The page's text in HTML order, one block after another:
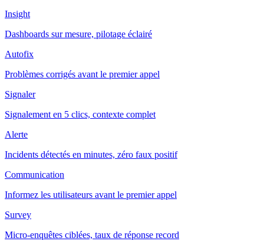
Insight
Dashboards sur mesure, pilotage éclairé
Autofix
Problèmes corrigés avant le premier appel
Signaler
Signalement en 5 clics, contexte complet
Alerte
Incidents détectés en minutes, zéro faux positif
Communication
Informez les utilisateurs avant le premier appel
Survey
Micro-enquêtes ciblées, taux de réponse record